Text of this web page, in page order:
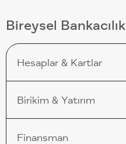
Bireysel Bankacılık
Hesaplar & Kartlar
Birikim & Yatırım
Finansman